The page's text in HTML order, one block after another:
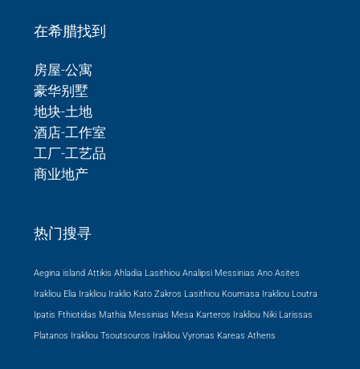
在希腊找到
房屋-公寓
豪华别墅
地块-土地
酒店-工作室
工厂-工艺品
商业地产
热门搜寻
Aegina island Attikis Ahladia Lasithiou Analipsi Messinias Ano Asites
Irakliou Elia Irakliou Iraklio Kato Zakros Lasithiou Koumasa Irakliou Loutra
Ipatis Fthiotidas Mathia Messinias Mesa Karteros Irakliou Niki Larissas
Platanos Irakliou Tsoutsouros Irakliou Vyronas Kareas Athens